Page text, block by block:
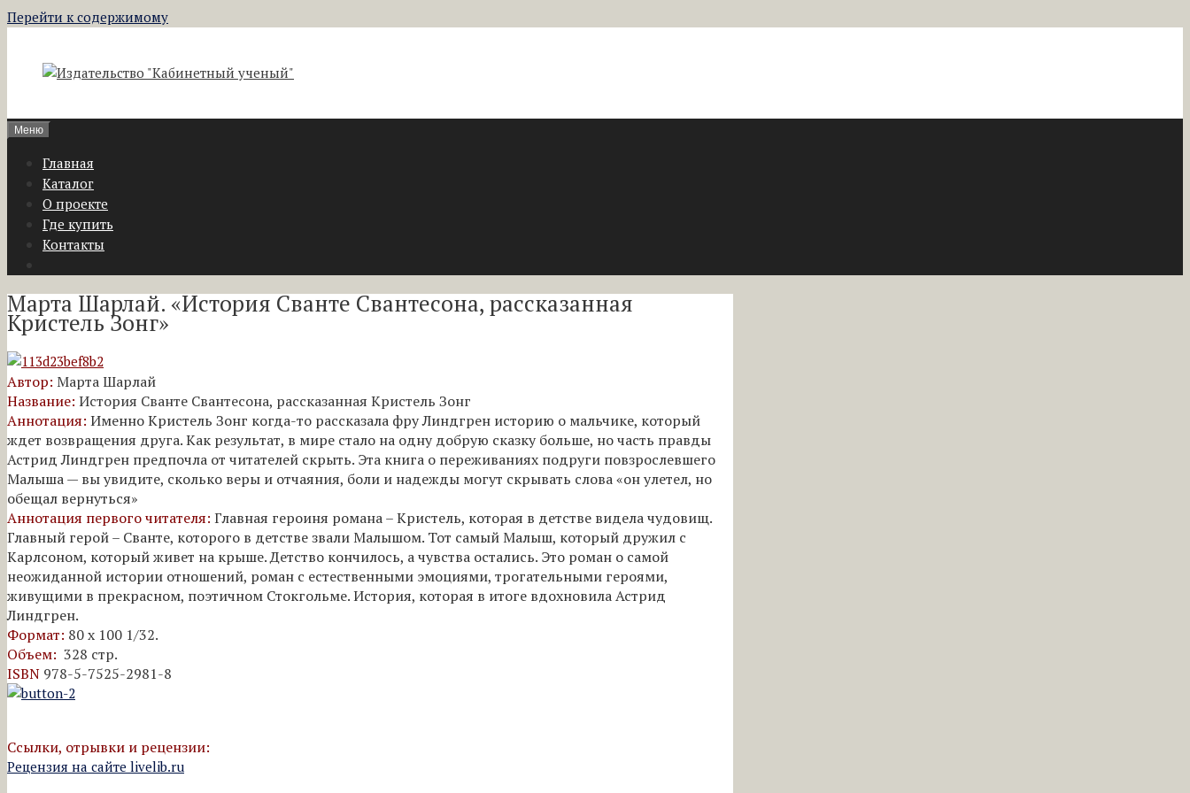
Перейти к содержимому
Меню
Главная
Каталог
О проекте
Где купить
Контакты
Марта Шарлай. «История Сванте Свантесона, рассказанная
Кристель Зонг»
Автор: Марта Шарлай
Название: История Сванте Свантесона, рассказанная Кристель Зонг
Аннотация: Именно Кристель Зонг когда-то рассказала фру Линдгрен историю о мальчике, который
ждет возвращения друга. Как результат, в мире стало на одну добрую сказку больше, но часть правды
Астрид Линдгрен предпочла от читателей скрыть. Эта книга о переживаниях подруги повзрослевшего
Малыша — вы увидите, сколько веры и отчаяния, боли и надежды могут скрывать слова «он улетел, но
обещал вернуться»
Аннотация первого читателя: Главная героиня романа – Кристель, которая в детстве видела чудовищ.
Главный герой – Сванте, которого в детстве звали Малышом. Тот самый Малыш, который дружил с
Карлсоном, который живет на крыше. Детство кончилось, а чувства остались. Это роман о самой
неожиданной истории отношений, роман с естественными эмоциями, трогательными героями,
живущими в прекрасном, поэтичном Стокгольме. История, которая в итоге вдохновила Астрид
Линдгрен.
Формат: 80 x 100 1/32.
Объем: 328 стр.
ISBN 978-5-7525-2981-8
Ссылки, отрывки и рецензии:
Рецензия на сайте livelib.ru